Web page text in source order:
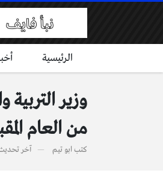
الرئيسية
وزير
من العام
كتب ابو تيم آخر